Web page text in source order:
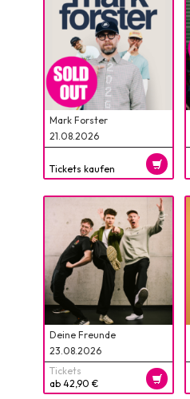
Mark Forster
21.08.2026
Tickets kaufen
Deine Freunde
23.08.2026
Tickets
ab 42,90 €